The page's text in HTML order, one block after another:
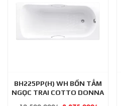
BH225PP(H) WH BỒN TẮM
NGỌC TRAI COTTO DONNA